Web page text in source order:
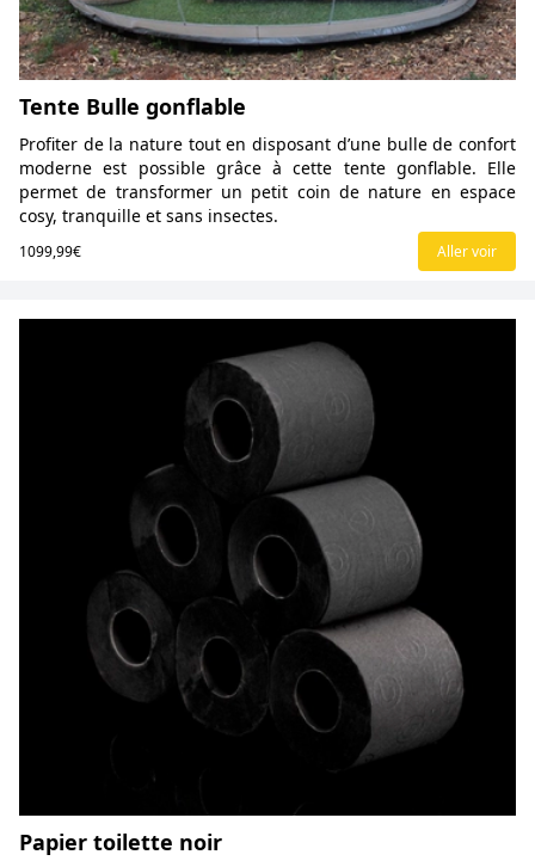
Tente Bulle gonflable
Profiter de la nature tout en disposant d’une bulle de confort
moderne est possible grâce à cette tente gonflable. Elle
permet de transformer un petit coin de nature en espace
cosy, tranquille et sans insectes.
1099,99€ Aller voir
Papier toilette noir